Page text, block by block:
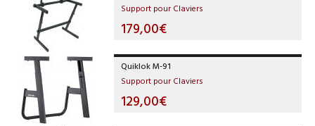
Support pour Claviers
179,00€
Quiklok M-91
Support pour Claviers
129,00€